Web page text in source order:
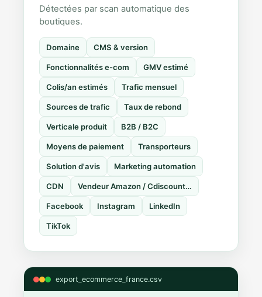
Détectées par scan automatique des
boutiques.
Domaine CMS & version
Fonctionnalités e-com GMV estimé
Colis/an estimés Trafic mensuel
Sources de trafic Taux de rebond
Verticale produit B2B / B2C
Moyens de paiement Transporteurs
Solution d'avis Marketing automation
CDN Vendeur Amazon / Cdiscount…
Facebook Instagram LinkedIn
TikTok
export_ecommerce_france.csv